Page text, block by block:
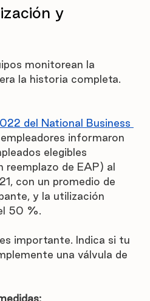
y
monitorean la
la historia completa.
del National Business
empleadores informaron
elegibles
reemplazo de EAP) al
con un promedio de
y la utilización
50 %.
importante. Indica si tu
una válvula de